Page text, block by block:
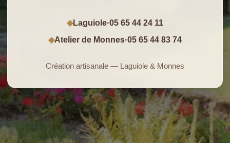
◆Laguiole·05 65 44 24 11
◆Atelier de Monnes·05 65 44 83 74
Création artisanale — Laguiole & Monnes